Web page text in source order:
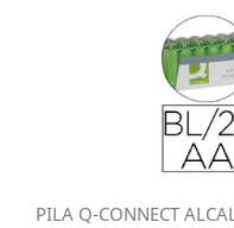
PILA Q-CONNECT